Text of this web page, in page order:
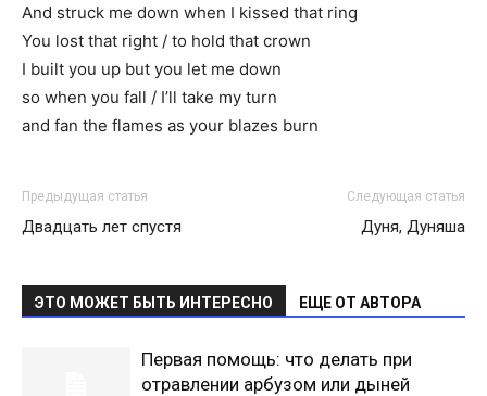
And struck me down when I kissed that ring
You lost that right / to hold that crown
I built you up but you let me down
so when you fall / I’ll take my turn
and fan the flames as your blazes burn
Предыдущая статья
Двадцать лет спустя
Следующая статья
Дуня, Дуняша
ЭТО МОЖЕТ БЫТЬ ИНТЕРЕСНО ЕЩЕ ОТ АВТОРА
Первая помощь: что делать при
отравлении арбузом или дыней